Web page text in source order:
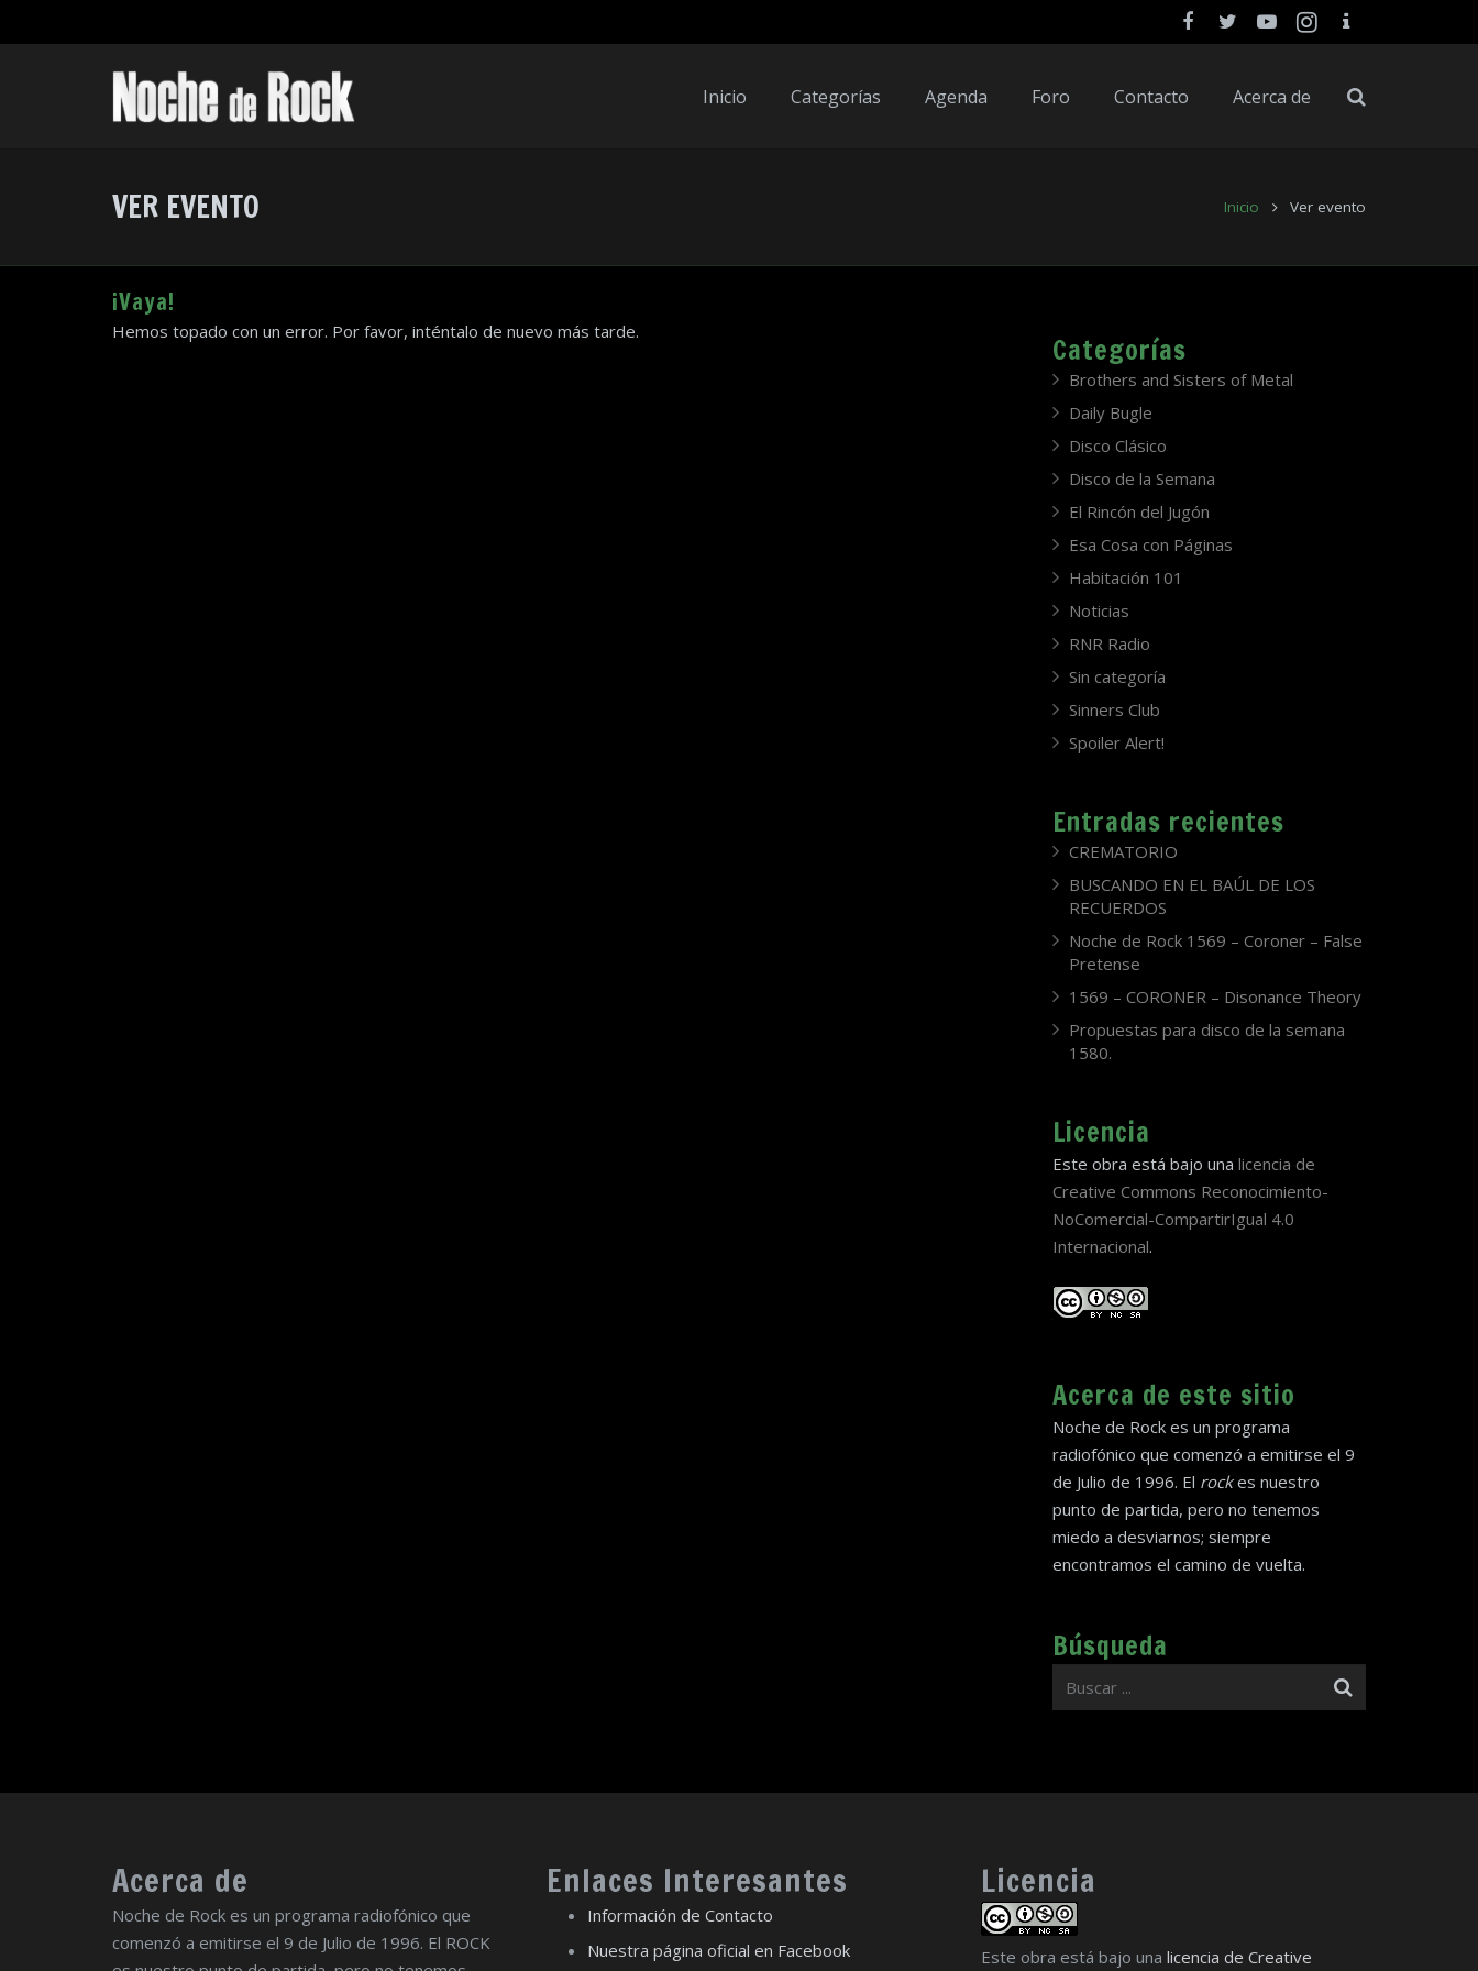
Inicio Categorías Agenda Foro Contacto Acerca de
VER EVENTO Inicio Ver evento
¡Vaya!
Hemos topado con un error. Por favor, inténtalo de nuevo más tarde.
Categorías
Brothers and Sisters of Metal
Daily Bugle
Disco Clásico
Disco de la Semana
El Rincón del Jugón
Esa Cosa con Páginas
Habitación 101
Noticias
RNR Radio
Sin categoría
Sinners Club
Spoiler Alert!
Entradas recientes
CREMATORIO
BUSCANDO EN EL BAÚL DE LOS
RECUERDOS
Noche de Rock 1569 – Coroner – False
Pretense
1569 – CORONER – Disonance Theory
Propuestas para disco de la semana
1580.
Licencia
Este obra está bajo una licencia de
Creative Commons Reconocimiento-
NoComercial-CompartirIgual 4.0
Internacional.
Acerca de este sitio
Noche de Rock es un programa
radiofónico que comenzó a emitirse el 9
de Julio de 1996. El rockes nuestro
punto de partida, pero no tenemos
miedo a desviarnos; siempre
encontramos el camino de vuelta.
Búsqueda
Acerca de
Noche de Rock es un programa radiofónico que
comenzó a emitirse el 9 de Julio de 1996. El ROCK
Enlaces Interesantes
Información de Contacto
Nuestra página oficial en Facebook
Licencia
Este obra está bajo una licencia de Creative